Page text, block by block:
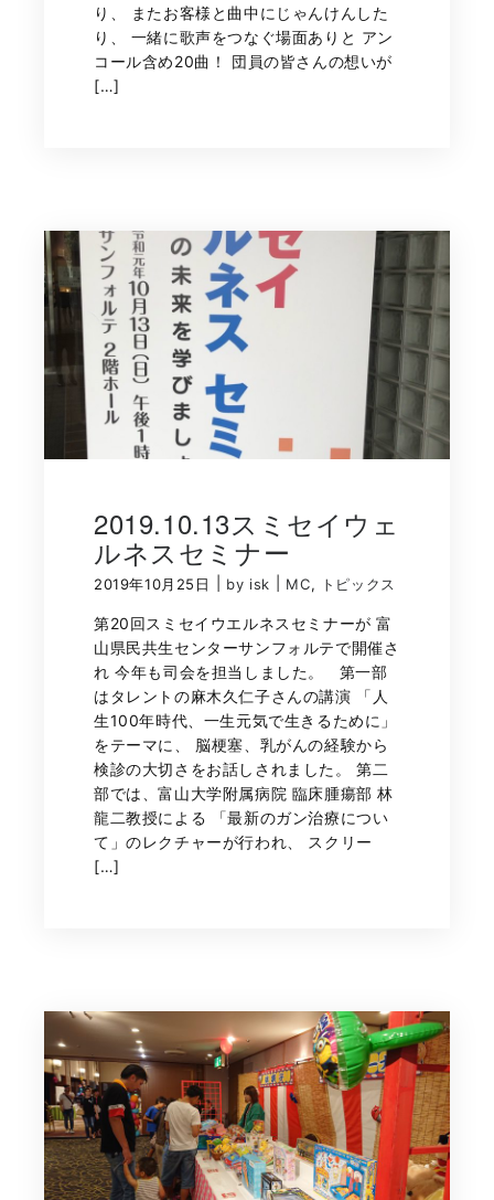
り、 またお客様と曲中にじゃんけんした
り、 一緒に歌声をつなぐ場面ありと アン
コール含め20曲！ 団員の皆さんの想いが
[…]
2019.10.13スミセイウェ
ルネスセミナー
2019年10月25日 by isk MC, トピックス
第20回スミセイウエルネスセミナーが 富
山県民共生センターサンフォルテで開催さ
れ 今年も司会を担当しました。 第一部
はタレントの麻木久仁子さんの講演 「人
生100年時代、一生元気で生きるために」
をテーマに、 脳梗塞、乳がんの経験から
検診の大切さをお話しされました。 第二
部では、富山大学附属病院 臨床腫瘍部 林
龍二教授による 「最新のガン治療につい
て」のレクチャーが行われ、 スクリー
[…]